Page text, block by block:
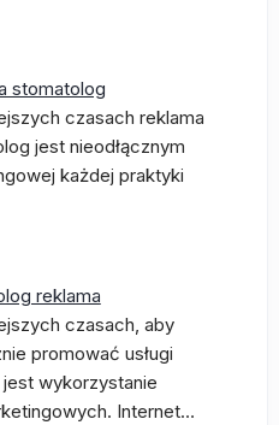
stomatolog
czasach reklama
jest nieodłącznym
każdej praktyki
reklama
czasach, aby
promować usługi
wykorzystanie
Internet…